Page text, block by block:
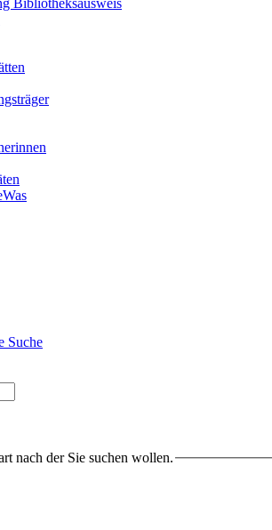
Bibliotheksausweis
Suche
nach der Sie suchen wollen.